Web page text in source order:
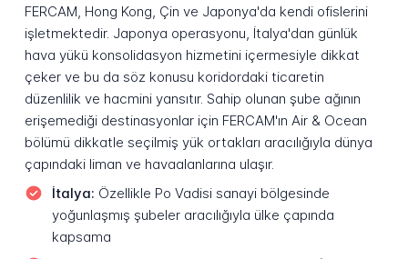
FERCAM, Hong Kong, Çin ve Japonya'da kendi ofislerini
işletmektedir. Japonya operasyonu, İtalya'dan günlük
hava yükü konsolidasyon hizmetini içermesiyle dikkat
çeker ve bu da söz konusu koridordaki ticaretin
düzenlilik ve hacmini yansıtır. Sahip olunan şube ağının
erişemediği destinasyonlar için FERCAM'ın Air & Ocean
bölümü dikkatle seçilmiş yük ortakları aracılığıyla dünya
çapındaki liman ve havaalanlarına ulaşır.
İtalya: Özellikle Po Vadisi sanayi bölgesinde
yoğunlaşmış şubeler aracılığıyla ülke çapında
kapsama